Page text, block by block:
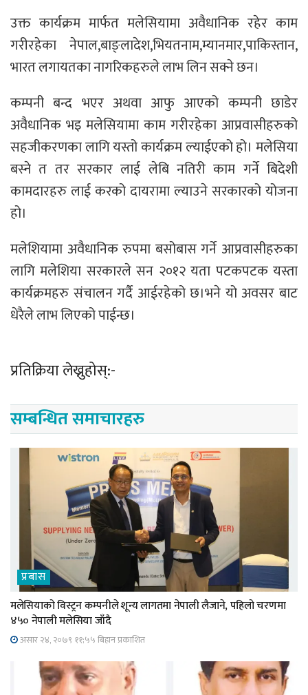
उक्त कार्यक्रम मार्फत मलेसियामा अवैधानिक रहेर काम
गरीरहेका नेपाल,बाङ्लादेश,भियतनाम,म्यानमार,पाकिस्तान,
भारत लगायतका नागरिकहरुले लाभ लिन सक्ने छन।
कम्पनी बन्द भएर अथवा आफु आएको कम्पनी छाडेर
अवैधानिक भइ मलेसियामा काम गरीरहेका आप्रवासीहरुको
सहजीकरणका लागि यस्तो कार्यक्रम ल्याईएको हो। मलेसिया
बस्ने त तर सरकार लाई लेबि नतिरी काम गर्ने बिदेशी
कामदारहरु लाई करको दायरामा ल्याउने सरकारको योजना
हो।
मलेशियामा अवैधानिक रुपमा बसोबास गर्ने आप्रवासीहरुका
लागि मलेशिया सरकारले सन २०१२ यता पटकपटक यस्ता
कार्यक्रमहरु संचालन गर्दै आईरहेको छ।भने यो अवसर बाट
धेरैले लाभ लिएको पाईन्छ।
प्रतिक्रिया लेख्नुहोस्:-
सम्बन्धित समाचारहरु
प्रबास
मलेसियाको विस्ट्रन कम्पनीले शून्य लागतमा नेपाली लैजाने, पहिलो चरणमा
४५० नेपाली मलेसिया जाँदै
असार २४, २०७९ ११;५५ बिहान प्रकाशित